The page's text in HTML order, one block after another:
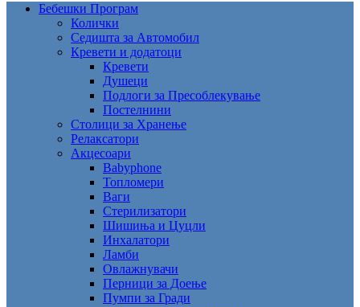
Бебешки Програм
Колички
Седишта за Автомобил
Кревети и додатоци
Кревети
Душеци
Подлоги за Пресоблекување
Постелнини
Столици за Хранење
Релаксатори
Акцесоари
Babyphone
Топломери
Ваги
Стерилизатори
Шишиња и Цуцли
Инхалатори
Ламби
Овлажнувачи
Перници за Доење
Пумпи за Гради